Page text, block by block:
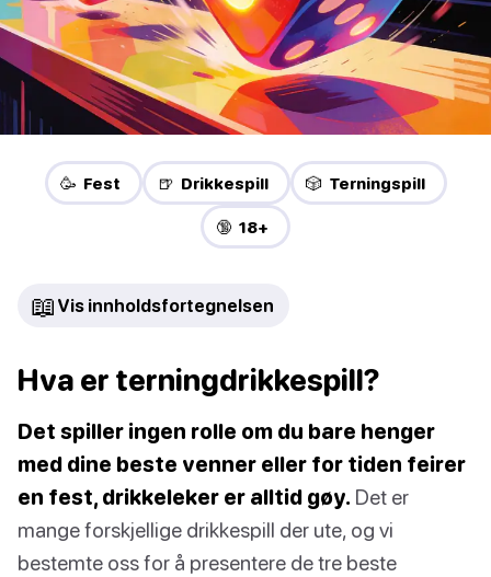
🥳 Fest 🍺 Drikkespill 🎲 Terningspill
🔞 18+
📖 Vis innholdsfortegnelsen
Hva er terningdrikkespill?
Det spiller ingen rolle om du bare henger
med dine beste venner eller for tiden feirer
en fest, drikkeleker er alltid gøy. Det er
mange forskjellige drikkespill der ute, og vi
bestemte oss for å presentere de tre beste